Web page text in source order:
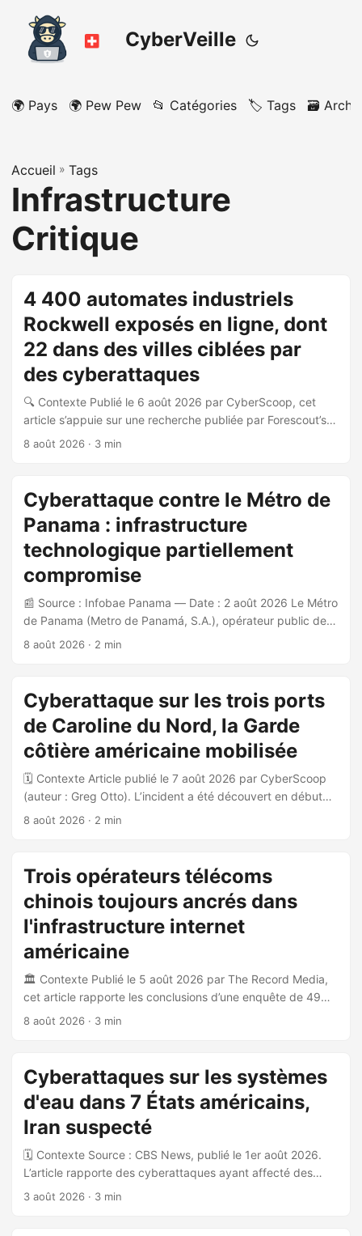
CyberVeille
🌍 Pays 🌍 Pew Pew 📂 Catégories 🏷️ Tags 🗃️
Accueil » Tags
Infrastructure
Critique
4 400 automates industriels
Rockwell exposés en ligne, dont
22 dans des villes ciblées par
des cyberattaques
🔍 Contexte Publié le 6 août 2026 par CyberScoop, cet
article s’appuie sur une recherche publiée par Forescout’s
Vedere Labs suite à un scan Shodan réalisé le lundi
d’eau et d’eaux usées dans au moins 12 États américains
depuis le 27 juillet. 📊 Résultats du scan Le scan a identifié
plus de 4 000 contrôleurs Rockwell Automation / Allen-
Bradley exposés directement sur internet via le protocole
EtherNet/IP : ...
8 août 2026 · 3 min
Cyberattaque contre le Métro de
Panama : infrastructure
technologique partiellement
compromise
📰 Source : Infobae Panama — Date : 2 août 2026 Le Métro
de Panama (Metro de Panamá, S.A.), opérateur public de
transport urbain desservant environ 420 000 passagers
technologique. 🔍 Nature de l’incident L’attaque a été
détectée récemment, sans que la date exacte soit
précisée. Les autorités n’ont pas confirmé si les systèmes
critiques de contrôle opérationnel ont été compromis.
L’incident a déclenché les protocoles de sécurité internes
de l’entité. ...
8 août 2026 · 2 min
Cyberattaque sur les trois ports
de Caroline du Nord, la Garde
côtière américaine mobilisée
🗓️ Contexte Article publié le 7 août 2026 par CyberScoop
(auteur : Greg Otto). L’incident a été découvert en début
de semaine par la North Carolina State Ports Authority. 🎯
de l’État de Caroline du Nord : Port de Wilmington Port de
Morehead City Charlotte Inland Port L’attaque a contraint
l’autorité portuaire à retarder les ouvertures de portails et à
basculer vers un traitement manuel des opérations le
temps de contenir l’intrusion. ...
8 août 2026 · 2 min
Trois opérateurs télécoms
chinois toujours ancrés dans
l'infrastructure internet
américaine
🏛️ Contexte Publié le 5 août 2026 par The Record Media,
cet article rapporte les conclusions d’une enquête de 49
pages menée par le Select Committee on China du
compromis au moins neuf opérateurs télécoms américains.
🔍 Principaux constats Le comité a conclu que China
Mobile, China Unicom et China Telecom — dont les licences
de télécommunications ont été refusées ou révoquées par
la FCC entre 2019 et 2022 — sont restés profondément
intégrés dans l’infrastructure internet américaine : ...
8 août 2026 · 3 min
Cyberattaques sur les systèmes
d'eau dans 7 États américains,
Iran suspecté
🗓️ Contexte Source : CBS News, publié le 1er août 2026.
L’article rapporte des cyberattaques ayant affecté des
systèmes d’eau et d’eaux usées dans au moins sept États
3 août 2026 · 3 min